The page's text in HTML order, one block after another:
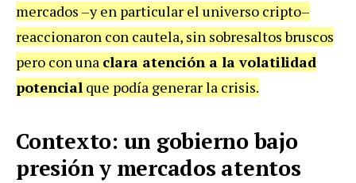
mercados –y en particular el universo cripto–
reaccionaron con cautela, sin sobresaltos bruscos
pero con una clara atención a la volatilidad
potencial que podía generar la crisis.
Contexto: un gobierno bajo
presión y mercados atentos